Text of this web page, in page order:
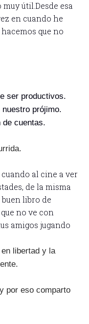
útil.Desde esa
en cuando he
que no
ser productivos.
prójimo.
cuentas.
cuando al cine a ver
de la misma
buen libro de
no ve con
amigos jugando
libertad y la
por eso comparto